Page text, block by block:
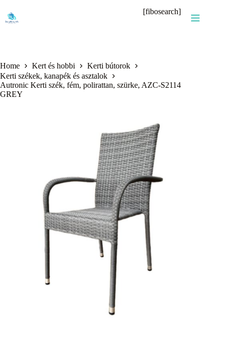
content
[fibosearch]
Home Kert és hobbi
Kerti bútorok
Kerti székek, kanapék és asztalok
Autronic Kerti szék, fém, polirattan, szürke, AZC-S2114
GREY